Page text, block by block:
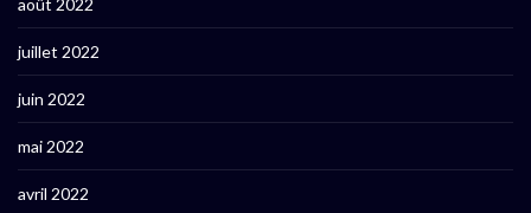
août 2022
juillet 2022
juin 2022
mai 2022
avril 2022